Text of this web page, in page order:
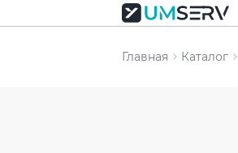
Главная Каталог